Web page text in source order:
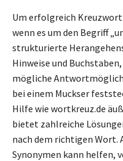
Um erfolgreich
wenn es um den Begriff
strukturierte
Hinweise und
mögliche
bei einem Muckser
Hilfe wie wortkreuz.de
bietet zahlreiche
nach dem richtigen Wort.
Synonymen kann helfen,